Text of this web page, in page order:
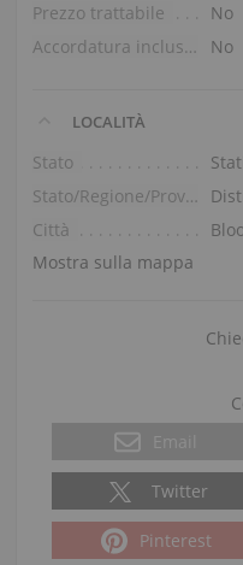
Prezzo trattabile
No
Accordatura inclusa nel prezzo
No
LOCALITÀ
Stato
Stato/Regione/Provincia
Città
Mostra sulla mappa
Email
Twitter
Pinterest